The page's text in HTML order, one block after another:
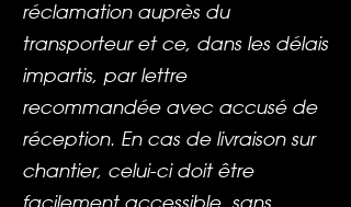
réclamation auprès du
transporteur et ce, dans les délais
impartis, par lettre
recommandée avec accusé de
réception. En cas de livraison sur
chantier, celui-ci doit être
facilement accessible, sans